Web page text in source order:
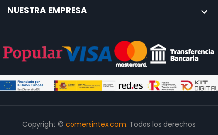
NUESTRA EMPRESA

Copyright © comersintex.com. Todos los derechos